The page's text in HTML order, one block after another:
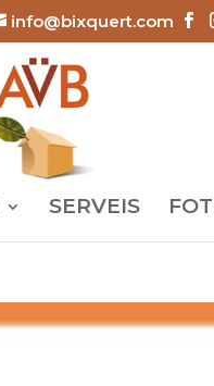
info@bixquert.com
SERVEIS